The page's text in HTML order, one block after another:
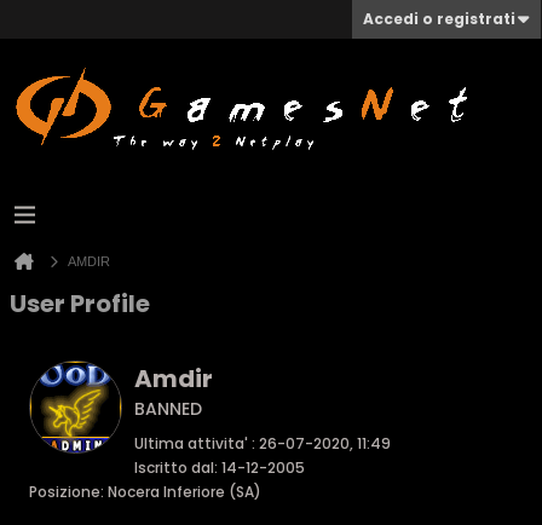
Accedi o registrati
AMDIR
User Profile
Amdir
BANNED
Ultima attivita' : 26-07-2020, 11:49
Iscritto dal: 14-12-2005
Posizione: Nocera Inferiore (SA)